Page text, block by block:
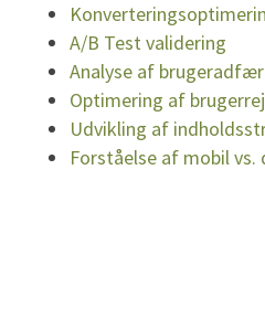
A/B Test validering
Analyse af
Optimering af
Udvikling af
Forståelse af mobil